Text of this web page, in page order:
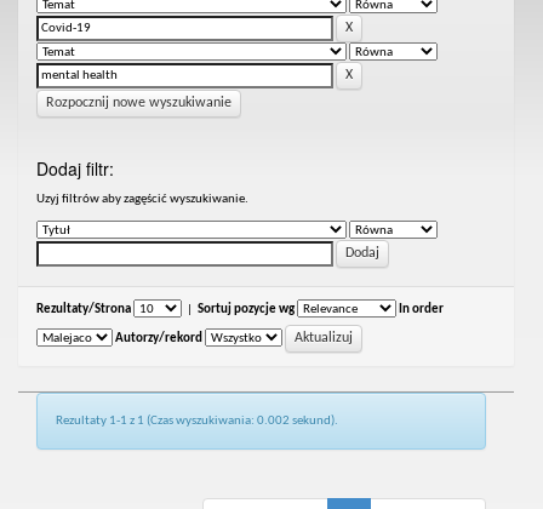
Rozpocznij nowe wyszukiwanie
Dodaj filtr:
Uzyj filtrów aby zagęścić wyszukiwanie.
Rezultaty/Strona Sortuj pozycje wg In order
Autorzy/rekord
Rezultaty 1-1 z 1 (Czas wyszukiwania: 0.002 sekund).